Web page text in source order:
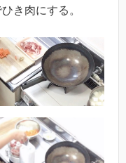
き肉にする。